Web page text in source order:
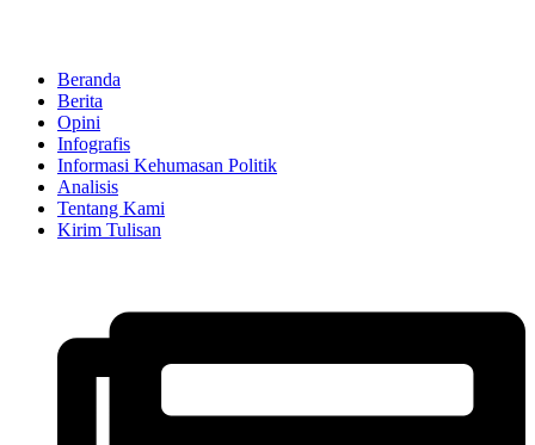
Beranda
Berita
Opini
Infografis
Informasi Kehumasan Politik
Analisis
Tentang Kami
Kirim Tulisan